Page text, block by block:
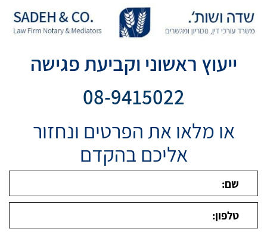
ייעוץ ראשוני וקביעת פגישה
08-9415022
או מלאו את הפרטים ונחזור
אליכם בהקדם